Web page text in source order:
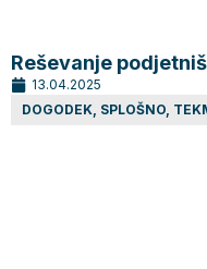
Reševanje
13.04.2025
DOGODEK, SPLOŠNO,